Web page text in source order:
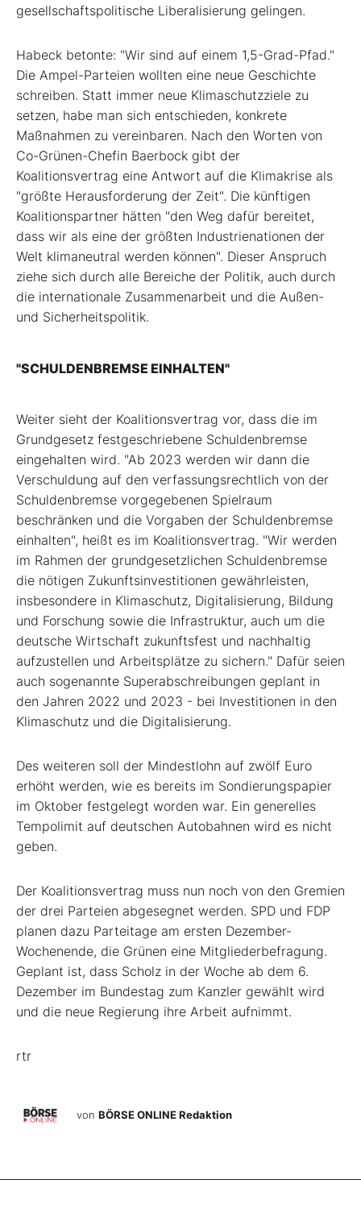
gesellschaftspolitische Liberalisierung gelingen.
Habeck betonte: "Wir sind auf einem 1,5-Grad-Pfad."
Die Ampel-Parteien wollten eine neue Geschichte
schreiben. Statt immer neue Klimaschutzziele zu
setzen, habe man sich entschieden, konkrete
Maßnahmen zu vereinbaren. Nach den Worten von
Co-Grünen-Chefin Baerbock gibt der
Koalitionsvertrag eine Antwort auf die Klimakrise als
"größte Herausforderung der Zeit". Die künftigen
Koalitionspartner hätten "den Weg dafür bereitet,
dass wir als eine der größten Industrienationen der
Welt klimaneutral werden können". Dieser Anspruch
ziehe sich durch alle Bereiche der Politik, auch durch
die internationale Zusammenarbeit und die Außen-
und Sicherheitspolitik.
"SCHULDENBREMSE EINHALTEN"
Weiter sieht der Koalitionsvertrag vor, dass die im
Grundgesetz festgeschriebene Schuldenbremse
eingehalten wird. "Ab 2023 werden wir dann die
Verschuldung auf den verfassungsrechtlich von der
Schuldenbremse vorgegebenen Spielraum
beschränken und die Vorgaben der Schuldenbremse
einhalten", heißt es im Koalitionsvertrag. "Wir werden
im Rahmen der grundgesetzlichen Schuldenbremse
die nötigen Zukunftsinvestitionen gewährleisten,
insbesondere in Klimaschutz, Digitalisierung, Bildung
und Forschung sowie die Infrastruktur, auch um die
deutsche Wirtschaft zukunftsfest und nachhaltig
aufzustellen und Arbeitsplätze zu sichern." Dafür seien
auch sogenannte Superabschreibungen geplant in
den Jahren 2022 und 2023 - bei Investitionen in den
Klimaschutz und die Digitalisierung.
Des weiteren soll der Mindestlohn auf zwölf Euro
erhöht werden, wie es bereits im Sondierungspapier
im Oktober festgelegt worden war. Ein generelles
Tempolimit auf deutschen Autobahnen wird es nicht
geben.
Der Koalitionsvertrag muss nun noch von den Gremien
der drei Parteien abgesegnet werden. SPD und FDP
planen dazu Parteitage am ersten Dezember-
Wochenende, die Grünen eine Mitgliederbefragung.
Geplant ist, dass Scholz in der Woche ab dem 6.
Dezember im Bundestag zum Kanzler gewählt wird
und die neue Regierung ihre Arbeit aufnimmt.
rtr
von BÖRSE ONLINE Redaktion